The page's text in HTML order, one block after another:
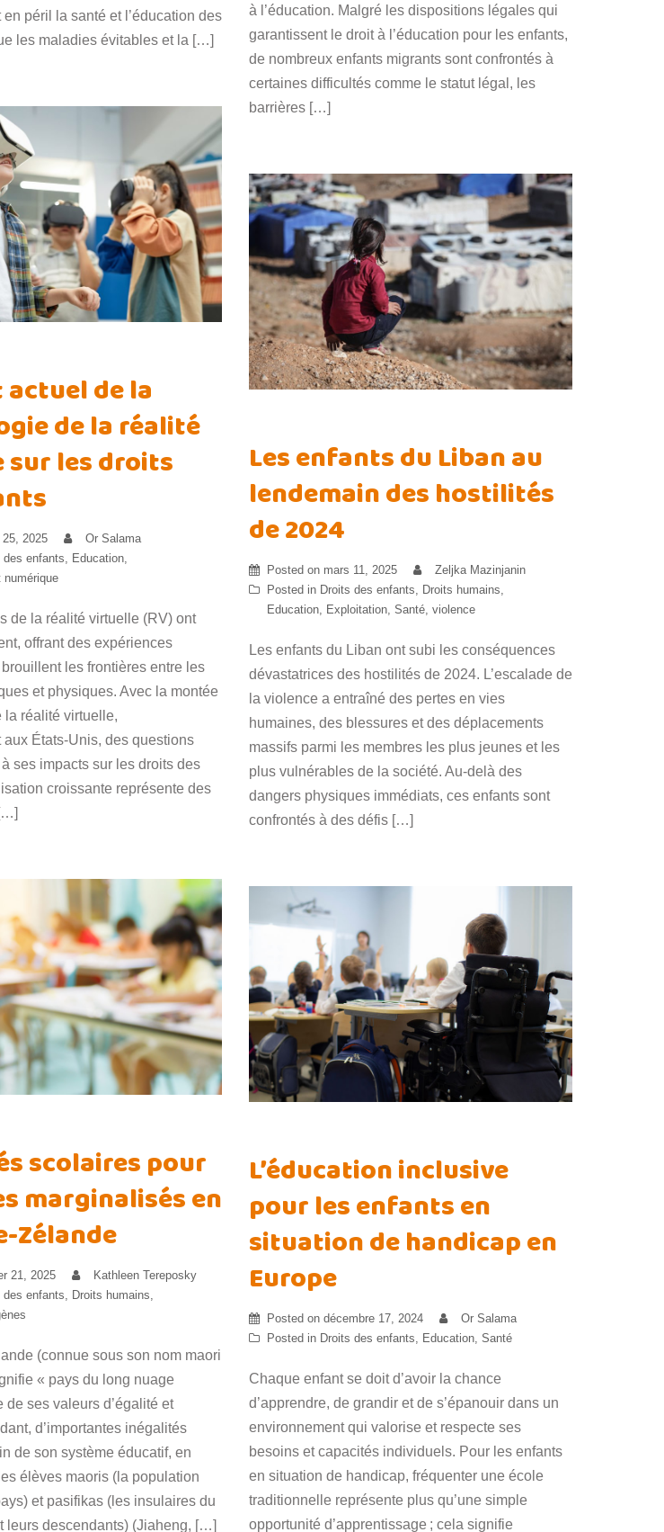
en péril la santé et l’éducation des
les maladies évitables et la […]
à l’éducation. Malgré les dispositions légales qui
garantissent le droit à l’éducation pour les enfants,
de nombreux enfants migrants sont confrontés à
certaines difficultés comme le statut légal, les
barrières […]
actuel de la
de la réalité
les droits
25, 2025
Or Salama
des enfants Education
numérique
de la réalité virtuelle (RV) ont
offrant des expériences
les frontières entre les
et physiques. Avec la montée
la réalité virtuelle,
aux États-Unis, des questions
ses impacts sur les droits des
croissante représente des
Les enfants du Liban au
lendemain des hostilités
de 2024
Posted on mars 11, 2025
Zeljka Mazinjanin
Posted in Droits des enfants, Droits humains,
Education, Exploitation, Santé, violence
Les enfants du Liban ont subi les conséquences
dévastatrices des hostilités de 2024. L’escalade de
la violence a entraîné des pertes en vies
humaines, des blessures et des déplacements
massifs parmi les membres les plus jeunes et les
plus vulnérables de la société. Au-delà des
dangers physiques immédiats, ces enfants sont
confrontés à des défis […]
scolaires pour
marginalisés en
Zélande
21, 2025
Kathleen Tereposky
des enfants Droits humains
(connue sous son nom maori
« pays du long nuage
de ses valeurs d’égalité et
d’importantes inégalités
de son système éducatif, en
élèves maoris (la population
et pasifikas (les insulaires du
leurs descendants) (Jiaheng, […]
L’éducation inclusive
pour les enfants en
situation de handicap en
Europe
Posted on décembre 17, 2024
Or Salama
Posted in Droits des enfants Education Santé
Chaque enfant se doit d’avoir la chance
d’apprendre, de grandir et de s’épanouir dans un
environnement qui valorise et respecte ses
besoins et capacités individuels. Pour les enfants
en situation de handicap, fréquenter une école
traditionnelle représente plus qu’une simple
opportunité d’apprentissage ; cela signifie